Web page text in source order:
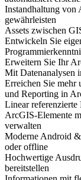
Instandhaltung von
gewährleisten
Assets zwischen
Entwickeln Sie
Erweitern Sie Ihr
Mit Datenanalysen
Erreichen Sie
und Reporting in
Linear
ArcGIS-Elemente
verwalten
Moderne Android
oder offline
Hochwertige
bereitstellen